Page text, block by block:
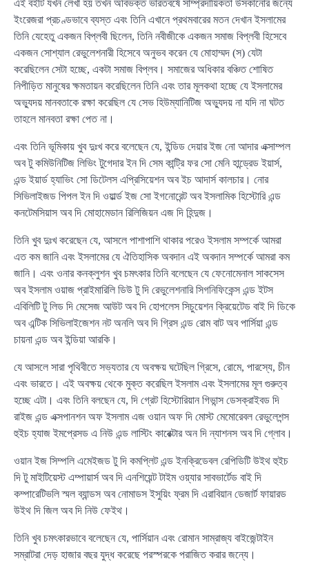
এই বইটি যখন লেখা হয় তখন অবিভক্ত ভারতবর্ষে সাম্প্রদায়িকতা উসকানোর জন্যে
ইংরেজরা প্রচণ্ডভাবে ব্যস্ত এবং তিনি এখানে প্রথমবারের মতন দেখান ইসলামের
তিনি যেহেতু একজন বিপ্লবী ছিলেন, তিনি নবীজীকে একজন সমাজ বিপ্লবী হিসেবে
একজন সোশ্যাল রেভুলেশনারী হিসেবে অনুভব করেন যে মোহাম্মদ (স) যেটা
করেছিলেন সেটা হচ্ছে, একটা সমাজ বিপ্লব। সমাজের অধিকার বঞ্চিত শোষিত
নিপীড়িত মানুষের ক্ষমতায়ন করেছিলেন তিনি এবং তার মূলকথা হচ্ছে যে ইসলামের
অভ্যুদয় মানবতাকে রক্ষা করেছিল যে সেভ হিউম্যানিটিজ অভ্যুদয় না যদি না ঘটত
তাহলে মানবতা রক্ষা পেত না।
এবং তিনি ভূমিকায় খুব দুঃখ করে বলেছেন যে, ইন্ডিড দেয়ার ইজ নো আদার এক্সাম্পল
অব টু কমিউনিটিজ লিভিং টুগেদার ইন দি সেম কান্ট্রি ফর সো মেনি হান্ড্রেড ইয়ার্স,
এন্ড ইয়ার্ড হ্যাভিং সো ডিটেলস এপ্রিসিয়েশন অব ইচ আদার্স কালচার। নোর
সিভিলাইজড পিপল ইন দি ওয়ার্ল্ড ইজ সো ইগনোরেন্ট অব ইসলামিক হিস্টোরি এন্ড
কনটেমসিয়াস অব দি মোহামেডান রিলিজিয়ন এজ দি হিন্দুজ।
তিনি খুব দুঃখ করেছেন যে, আসলে পাশাপাশি থাকার পরেও ইসলাম সম্পর্কে আমরা
এত কম জানি এবং ইসলামের যে ঐতিহাসিক অবদান এই অবদান সম্পর্কে আমরা কম
জানি। এবং ওনার কনক্লুশন খুব চমৎকার তিনি বলেছেন যে ফেনোমেনাল সাকসেস
অব ইসলাম ওয়াজ প্রাইমারিলি ডিউ টু দি রেভুলেশনারি সিগনিফিকেন্স এন্ড ইটস
এবিলিটি টু লিড দি মেসেজ আউট অব দি হোপলেস সিচুয়েশন ক্রিয়েটেড বাই দি ডিকে
অব এন্টিক সিভিলাইজেশন নট অনলি অব দি গ্রিস এন্ড রোম বাট অব পার্সিয়া এন্ড
চায়না এন্ড অব ইন্ডিয়া আরকি।
যে আসলে সারা পৃথিবীতে সভ্যতার যে অবক্ষয় ঘটেছিল গ্রিসে, রোমে, পারস্যে, চীন
এবং ভারতে। এই অবক্ষয় থেকে মুক্ত করেছিল ইসলাম এবং ইসলামের মূল গুরুত্ব
হচ্ছে এটা। এবং তিনি বলছেন যে, দি গ্রেট হিস্টোরিয়ান গিভান্স ডেসক্রাইবড দি
রাইজ এন্ড এক্সপানশন অফ ইসলাম এজ ওয়ান অফ দি মোস্ট মেমোরেবল রেভুলেশন্স
হুইচ হ্যাজ ইমপ্রেসড এ নিউ এন্ড লাস্টিং কারেক্টার অন দি ন্যাশনস অব দি গ্লোব।
ওয়ান ইজ সিম্পলি এমেইজড টু দি কমপ্লিট এন্ড ইনক্রিডেবল রেপিডিটি উইথ হুইচ
দি টু মাইটিয়েস্ট এম্পায়ার্স অব দি এনশিয়েন্ট টাইম ওয়্যার সাবভার্টেড বাই দি
কম্পারেটিভলি স্মল ব্যান্ডস অব নোমাডস ইসুয়িং ফ্রম দি এরাবিয়ান ডেজার্ট ফায়ারড
উইথ দি জিল অব দি নিউ ফেইথ।
তিনি খুব চমৎকারভাবে বলেছেন যে, পার্সিয়ান এবং রোমান সাম্রাজ্য বাইজেন্টাইন
সম্রাটরা দেড় হাজার বছর যুদ্ধ করেছে পরস্পরকে পরাজিত করার জন্যে।